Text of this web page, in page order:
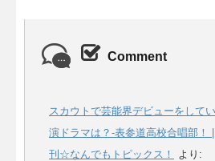
Comment
スカウトで芸能界デビューをして
演ドラマは？-表参道高校合唱部！
刊☆なんでもトピックス！
より: